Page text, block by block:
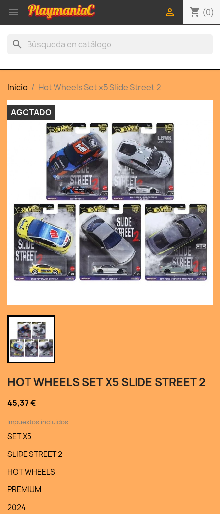
 shopping_cart (0)

search
Inicio Hot Wheels Set x5 Slide Street 2
AGOTADO
HOT WHEELS SET X5 SLIDE STREET 2
45,37 €
Impuestos incluidos
SET X5
SLIDE STREET 2
HOT WHEELS
PREMIUM
2024